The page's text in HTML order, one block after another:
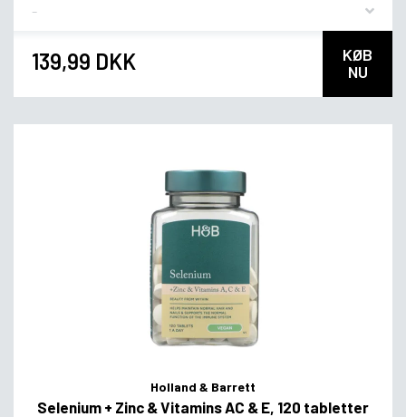
139,99 DKK
KØB
NU
Holland & Barrett
Selenium + Zinc & Vitamins AC & E, 120 tabletter